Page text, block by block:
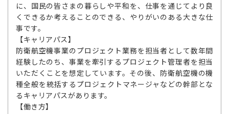
に、国民の皆さまの暮らしや平和を、仕事を通じてより良
くできるか考えることのできる、やりがいのある大きな仕
事です。
【キャリアパス】
防衛航空機事業のプロジェクト業務を担当者として数年間
経験したのち、事業を牽引するプロジェクト管理者を担当
いただくことを想定しています。その後、防衛航空機の機
種全般を統括するプロジェクトマネージャなどの幹部とな
るキャリアパスがあります。
【働き方】